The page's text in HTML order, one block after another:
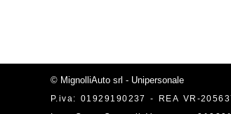
© MignolliAuto srl - Unipersonale
P.iva: 01929190237 - REA VR-